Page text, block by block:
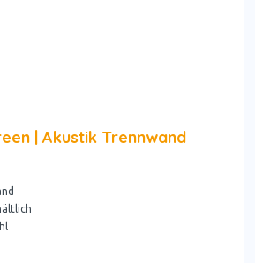
| Akustik Trennwand